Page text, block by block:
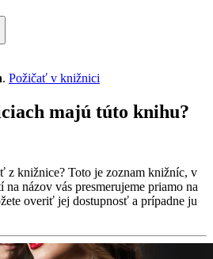
. Požičať v knižnici
majú túto knihu?
z knižnice? Toto je zoznam knižníc, v
názov vás presmerujeme priamo na
overiť jej dostupnosť a prípadne ju